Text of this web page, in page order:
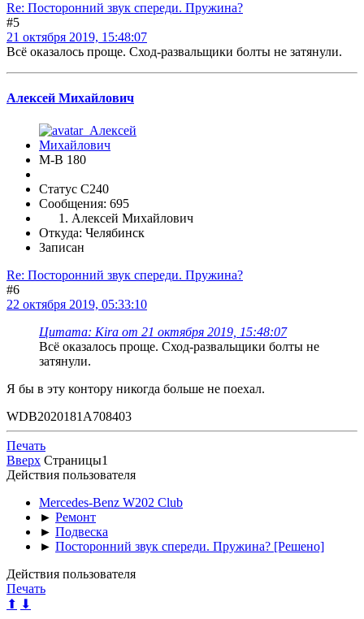
Re: Посторонний звук спереди. Пружина?
#5
21 октября 2019, 15:48:07
Всё оказалось проще. Сход-развальщики болты не затянули.
Алексей Михайлович
М-В 180
Статус C240
Сообщения: 695
Алексей Михайлович
Откуда: Челябинск
Записан
Re: Посторонний звук спереди. Пружина?
#6
22 октября 2019, 05:33:10
Цитата: Kira от 21 октября 2019, 15:48:07
Всё оказалось проще. Сход-развальщики болты не
затянули.
Я бы в эту контору никогда больше не поехал.
WDB2020181A708403
Печать
Вверх Страницы1
Действия пользователя
Mercedes-Benz W202 Club
► Ремонт
► Подвеска
► Посторонний звук спереди. Пружина? [Решено]
Действия пользователя
Печать
⬆ ⬇